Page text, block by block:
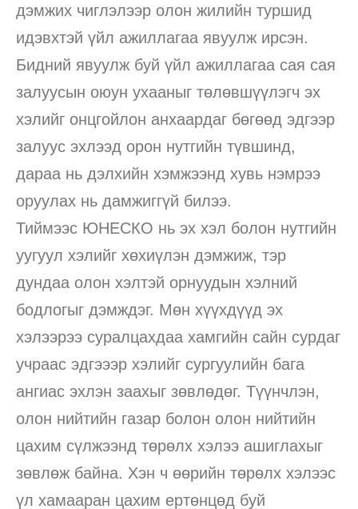
дэмжих чиглэлээр олон жилийн туршид
идэвхтэй үйл ажиллагаа явуулж ирсэн.
Бидний явуулж буй үйл ажиллагаа сая сая
залуусын оюун ухааныг төлөвшүүлэгч эх
хэлийг онцгойлон анхаардаг бөгөөд эдгээр
залуус эхлээд орон нутгийн түвшинд,
дараа нь дэлхийн хэмжээнд хувь нэмрээ
оруулах нь дамжиггүй билээ.
Тиймээс ЮНЕСКО нь эх хэл болон нутгийн
уугуул хэлийг хөхиүлэн дэмжиж, тэр
дундаа олон хэлтэй орнуудын хэлний
бодлогыг дэмждэг. Мөн хүүхдүүд эх
хэлээрээ суралцахдаа хамгийн сайн сурдаг
учраас эдгэээр хэлийг сургуулийн бага
ангиас эхлэн заахыг зөвлөдөг. Түүнчлэн,
олон нийтийн газар болон олон нийтийн
цахим сүлжээнд төрөлх хэлээ ашиглахыг
зөвлөж байна. Хэн ч өөрийн төрөлх хэлээс
үл хамааран цахим ертөнцөд буй